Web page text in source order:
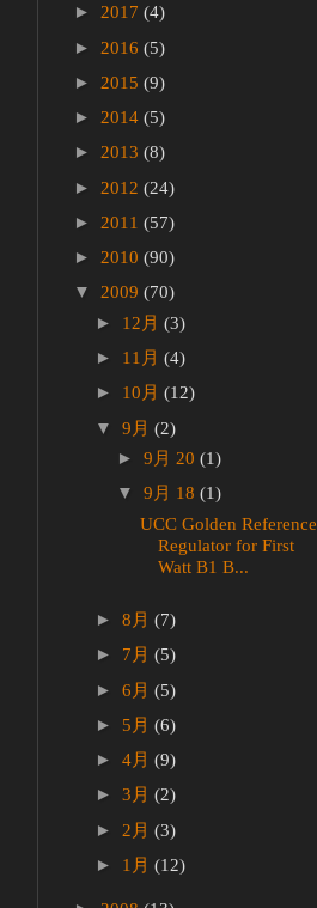
► 2017 (4)
► 2016 (5)
► 2015 (9)
► 2014 (5)
► 2013 (8)
► 2012 (24)
► 2011 (57)
► 2010 (90)
▼ 2009 (70)
► 12月 (3)
► 11月 (4)
► 10月 (12)
▼ 9月 (2)
► 9月 20 (1)
▼ 9月 18 (1)
UCC Golden Reference
Regulator for First
Watt B1 B...
► 8月 (7)
► 7月 (5)
► 6月 (5)
► 5月 (6)
► 4月 (9)
► 3月 (2)
► 2月 (3)
► 1月 (12)